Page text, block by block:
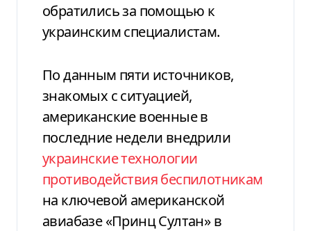
обратились за помощью к
украинским специалистам.
По данным пяти источников,
знакомых с ситуацией,
американские военные в
последние недели внедрили
украинские технологии
противодействия беспилотникам
на ключевой американской
авиабазе «Принц Султан» в